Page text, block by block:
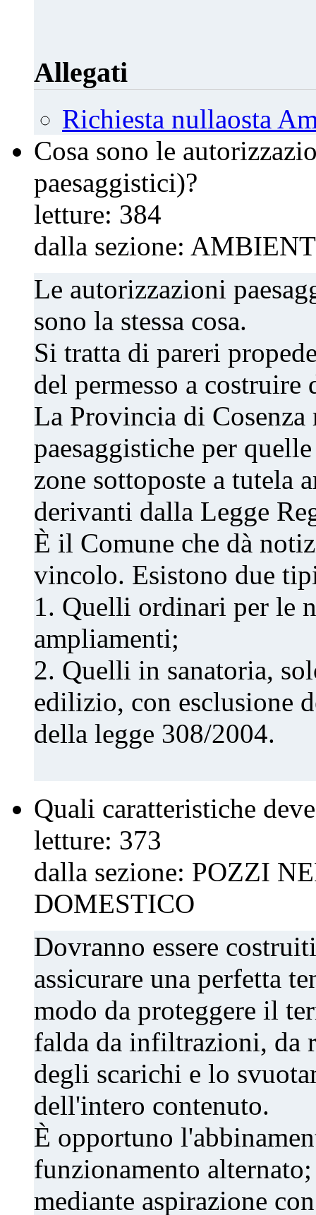
Allegati
Richiesta nullaosta
Cosa sono le
paesaggistici)?
letture: 384
dalla sezione:
Le autorizzazioni
sono la stessa cosa.
Si tratta di pareri
del permesso a costruire
La Provincia di
paesaggistiche per
zone sottoposte a tutela
derivanti dalla Legge
È il Comune che dà
vincolo. Esistono due
1. Quelli ordinari per le
ampliamenti;
2. Quelli in sanatoria,
edilizio, con esclusione
della legge 308/2004.
Quali caratteristiche
letture: 373
dalla sezione: POZZI
DOMESTICO
Dovranno essere
assicurare una perfetta
modo da proteggere il
falda da infiltrazioni, da
degli scarichi e lo
dell'intero contenuto.
È opportuno
funzionamento
mediante aspirazione